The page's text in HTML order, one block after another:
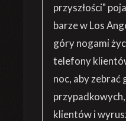
przyszłości"
barze w Los
góry nogami
telefony
noc, aby zebrać
klientów i